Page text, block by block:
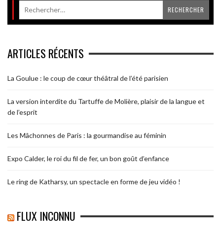
ARTICLES RÉCENTS
La Goulue : le coup de cœur théâtral de l’été parisien
La version interdite du Tartuffe de Molière, plaisir de la langue et
de l’esprit
Les Mâchonnes de Paris : la gourmandise au féminin
Expo Calder, le roi du fil de fer, un bon goût d’enfance
Le ring de Katharsy, un spectacle en forme de jeu vidéo !
FLUX INCONNU